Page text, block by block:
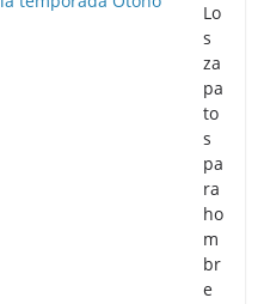
Lo
s
za
pa
to
s
pa
ra
ho
m
br
e